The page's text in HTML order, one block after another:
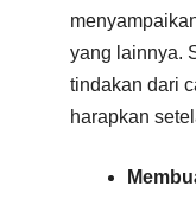
yang lainnya.
tindakan dari
harapkan